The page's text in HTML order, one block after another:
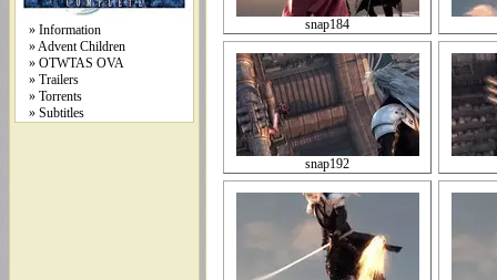
» Information
» Advent Children
» OTWTAS OVA
» Trailers
» Torrents
» Subtitles
snap184
snap192